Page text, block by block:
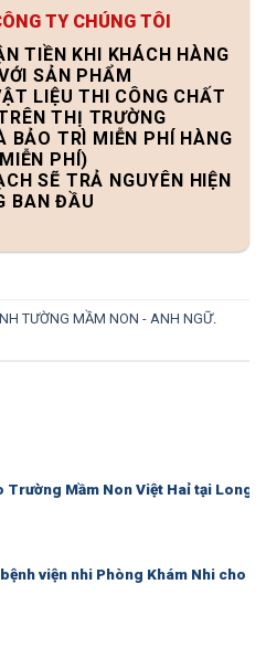
TY CHÚNG TÔI
TIỀN KHI KHÁCH HÀNG
SẢN PHẨM
LIỆU THI CÔNG CHẤT
THỊ TRƯỜNG
BẢO TRÌ MIỄN PHÍ HÀNG
PHÍ)
SẼ TRẢ NGUYÊN HIỆN
BAN ĐẦU
TƯỜNG MẦM NON - ANH NGỮ.
Trường Mầm Non Việt Haỉ tại Long
viện nhi Phòng Khám Nhi cho